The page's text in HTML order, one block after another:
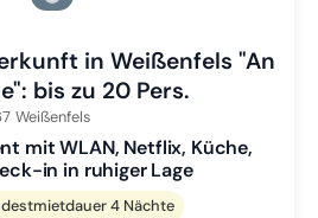
Zu Slide 3 wechseln
in Weißenfels "An
bis zu 20 Pers.
Weißenfels
mit WLAN, Netflix, Küche,
in in ruhiger Lage
4 Nächte